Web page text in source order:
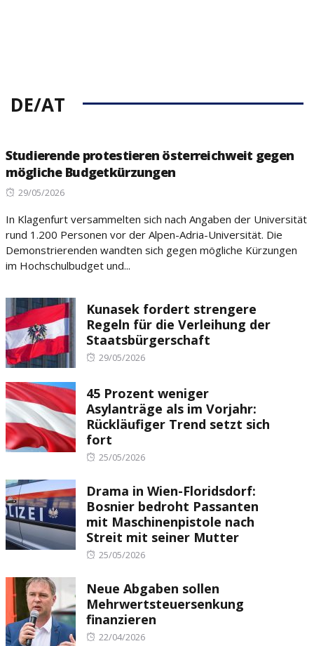
DE/AT
Studierende protestieren österreichweit gegen
mögliche Budgetkürzungen
Posted
29/05/2026
In Klagenfurt versammelten sich nach Angaben der Universität
rund 1.200 Personen vor der Alpen-Adria-Universität. Die
Demonstrierenden wandten sich gegen mögliche Kürzungen
im Hochschulbudget und...
Kunasek fordert strengere
Regeln für die Verleihung der
Staatsbürgerschaft
Posted
29/05/2026
45 Prozent weniger
Asylanträge als im Vorjahr:
Rückläufiger Trend setzt sich
fort
Posted
25/05/2026
Drama in Wien-Floridsdorf:
Bosnier bedroht Passanten
mit Maschinenpistole nach
Streit mit seiner Mutter
Posted
25/05/2026
Neue Abgaben sollen
Mehrwertsteuersenkung
finanzieren
Posted
22/04/2026